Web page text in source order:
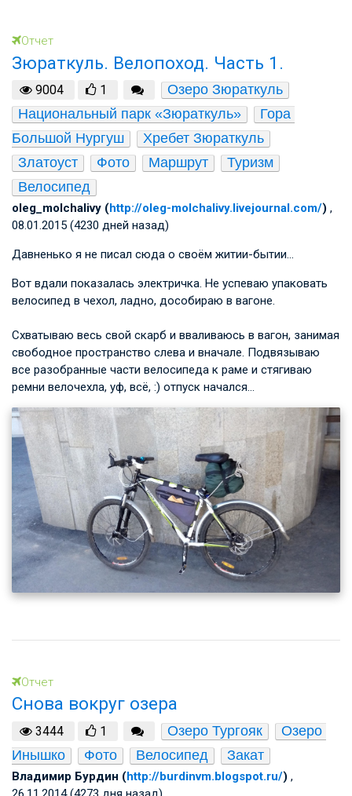
Отчет
Зюраткуль. Велопоход. Часть 1.
9004 1
Озеро Зюраткуль
Национальный парк «Зюраткуль»
Гора
Большой Нургуш
Хребет Зюраткуль
Златоуст
Фото Маршрут
Туризм
Велосипед
oleg_molchalivy (http://oleg-molchalivy.livejournal.com/) ,
08.01.2015 (4230 дней назад)
Давненько я не писал сюда о своём житии-бытии…
Вот вдали показалась электричка. Не успеваю упаковать
велосипед в чехол, ладно, дособираю в вагоне.
Схватываю весь свой скарб и вваливаюсь в вагон, занимая
свободное пространство слева и вначале. Подвязываю
все разобранные части велосипеда к раме и стягиваю
ремни велочехла, уф, всё, :) отпуск начался…
Отчет
Снова вокруг озера
3444 1 Озеро Тургояк
Озеро
Инышко
Фото Велосипед Закат
Владимир Бурдин (http://burdinvm.blogspot.ru/) ,